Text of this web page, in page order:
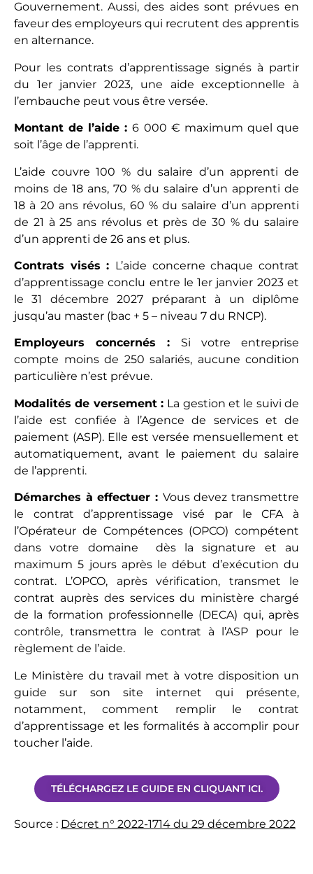
Gouvernement. Aussi, des aides sont prévues en
faveur des employeurs qui recrutent des apprentis
en alternance.
Pour les contrats d’apprentissage signés à partir
du 1er janvier 2023, une aide exceptionnelle à
l’embauche peut vous être versée.
Montant de l’aide :6 000 € maximum quel que
soit l’âge de l’apprenti.
L’aide couvre 100 % du salaire d’un apprenti de
moins de 18 ans, 70 % du salaire d’un apprenti de
18 à 20 ans révolus, 60 % du salaire d’un apprenti
de 21 à 25 ans révolus et près de 30 % du salaire
d’un apprenti de 26 ans et plus.
Contrats visés : L’aide concerne chaque contrat
d’apprentissage conclu entre le 1er janvier 2023 et
le 31 décembre 2027 préparant à un diplôme
jusqu’au master (bac + 5 – niveau 7 du RNCP).
Employeurs concernés : Si votre entreprise
compte moins de 250 salariés, aucune condition
particulière n’est prévue.
Modalités de versement : La gestion et le suivi de
l’aide est confiée à l’Agence de services et de
paiement (ASP). Elle est versée mensuellement et
automatiquement, avant le paiement du salaire
de l’apprenti.
Démarches à effectuer : Vous devez transmettre
le contrat d’apprentissage visé par le CFA à
l’Opérateur de Compétences (OPCO) compétent
dans votre domaine dès la signature et au
maximum 5 jours après le début d’exécution du
contrat. L’OPCO, après vérification, transmet le
contrat auprès des services du ministère chargé
de la formation professionnelle (DECA) qui, après
contrôle, transmettra le contrat à l’ASP pour le
règlement de l’aide.
Le Ministère du travail met à votre disposition un
guide sur son site internet qui présente,
notamment, comment remplir le contrat
d’apprentissage et les formalités à accomplir pour
toucher l’aide.
TÉLÉCHARGEZ LE GUIDE EN CLIQUANT ICI.
Source : Décret n° 2022-1714 du 29 décembre 2022